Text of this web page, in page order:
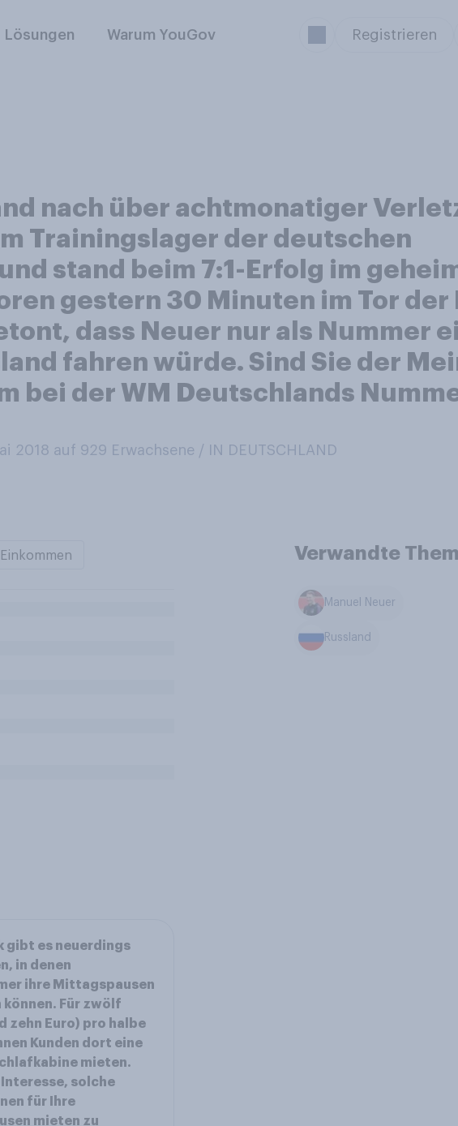
Lösungen Warum YouGov Registrieren
nach über achtmonatiger
Trainingslager der deutschen
stand beim 7:1-Erfolg im
gestern 30 Minuten im Tor der
dass Neuer nur als Nummer
fahren würde. Sind Sie der
bei der WM Deutschlands
2018 auf 929 Erwachsene / IN DEUTSCHLAND
Einkommen Verwandte
Manuel Neuer
Russland
gibt es neuerdings
in denen
ihre Mittagspausen
Für zwölf
zehn Euro) pro halbe
Kunden dort eine
mieten.
Interesse, solche
für Ihre
mieten zu